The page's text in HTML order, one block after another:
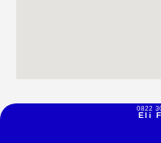
Eli
0822